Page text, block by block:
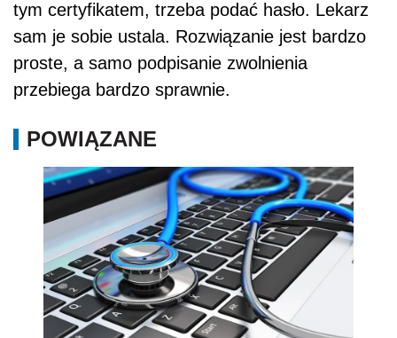
tym certyfikatem, trzeba podać hasło. Lekarz
sam je sobie ustala. Rozwiązanie jest bardzo
proste, a samo podpisanie zwolnienia
przebiega bardzo sprawnie.
POWIĄZANE